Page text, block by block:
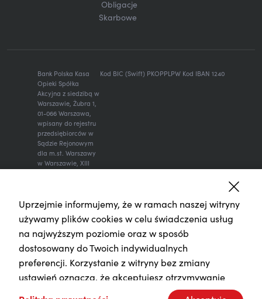
Obligacje
Skarbowe
Bank Polska Kasa
Opieki Spółka
Akcyjna z siedzibą w
Warszawie, Żubra 1,
01-066 Warszawa,
wpisany do rejestru
przedsiębiorców w
Sądzie Rejonowym
dla m.st. Warszawy
w Warszawie, XIII
Sądowego, KRS:
0000014843, NIP:
526-00-06-841,
REGON: 000010205,
wysokość kapitału
zakładowego i
kapitału
wpłaconego: 262
Kod BIC (Swift) PKOPPLPW Kod IBAN 1240
Uprzejmie informujemy, że w ramach naszej witryny
używamy plików cookies w celu świadczenia usług
na najwyższym poziomie oraz w sposób
dostosowany do Twoich indywidualnych
preferencji. Korzystanie z witryny bez zmiany
ustawień oznacza, że akceptujesz otrzymywanie
plików cookies. Zmiany ustawień dla plików cookies